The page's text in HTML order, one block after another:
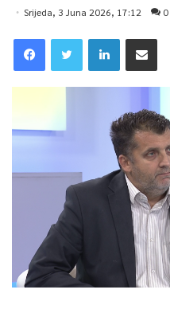
Srijeda, 3 Juna 2026, 17:12 0